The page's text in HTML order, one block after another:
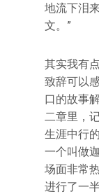
地流下泪
文。”
其实我有
致辞可以
口的故事
二章里，
生涯中行
一个叫做
场面非常
进行了一